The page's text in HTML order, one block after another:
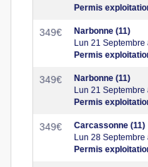
Permis
349€
Narbonne (11)
Lun 21
Permis
349€
Narbonne (11)
Lun 21
Permis
349€
Carcassonne (11)
Lun 28
Permis